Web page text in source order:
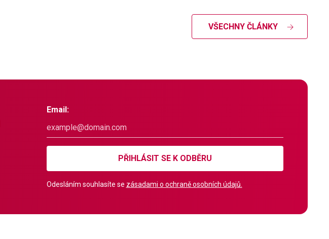
VŠECHNY ČLÁNKY
Email:
PŘIHLÁSIT SE K ODBĚRU
Odesláním souhlasíte se zásadami o ochraně osobních údajů.